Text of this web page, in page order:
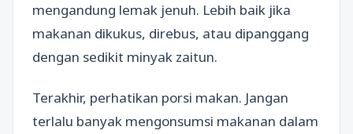
mengandung lemak jenuh. Lebih baik jika
makanan dikukus, direbus, atau dipanggang
dengan sedikit minyak zaitun.
Terakhir, perhatikan porsi makan. Jangan
terlalu banyak mengonsumsi makanan dalam